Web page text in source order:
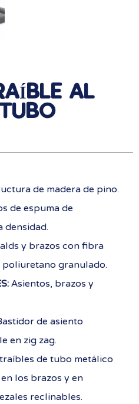
AL
de madera de pino.
de espuma de
densidad.
y brazos con fibra
poliuretano granulado.
Asientos, brazos y
de asiento
en zig zag.
de tubo metálico
los brazos y en
reclinables.